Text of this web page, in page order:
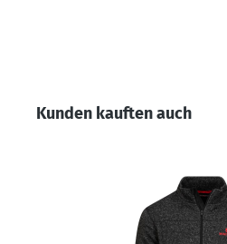
Produktgalerie überspringen
Kunden kauften auch